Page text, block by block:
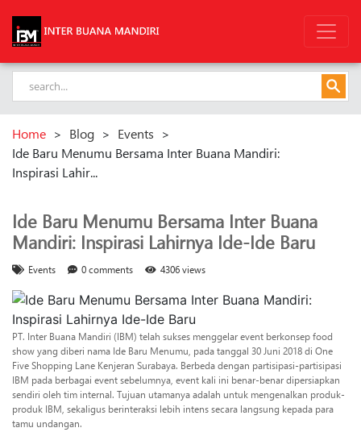
Home > Blog > Events >
Ide Baru Menumu Bersama Inter Buana Mandiri:
Inspirasi Lahir...
Ide Baru Menumu Bersama Inter Buana
Mandiri: Inspirasi Lahirnya Ide-Ide Baru
Events 0 comments 4306 views
PT. Inter Buana Mandiri (IBM) telah sukses menggelar event berkonsep food
show yang diberi nama Ide Baru Menumu, pada tanggal 30 Juni 2018 di One
Five Shopping Lane Kenjeran Surabaya. Berbeda dengan partisipasi-partisipasi
IBM pada berbagai event sebelumnya, event kali ini benar-benar dipersiapkan
sendiri oleh tim internal. Tujuan utamanya adalah untuk mengenalkan produk-
produk IBM, sekaligus berinteraksi lebih intens secara langsung kepada para
tamu undangan.